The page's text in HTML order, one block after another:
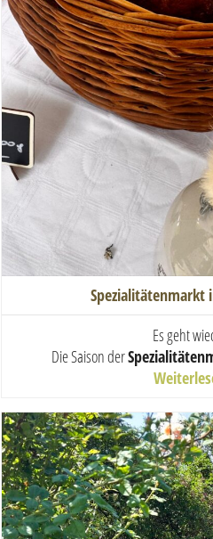
Spezialitätenmarkt
Es geht
Die Saison der